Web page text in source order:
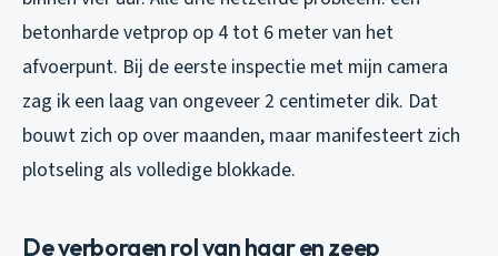
betonharde vetprop op 4 tot 6 meter van het
afvoerpunt. Bij de eerste inspectie met mijn camera
zag ik een laag van ongeveer 2 centimeter dik. Dat
bouwt zich op over maanden, maar manifesteert zich
plotseling als volledige blokkade.
De verborgen rol van haar en zeep